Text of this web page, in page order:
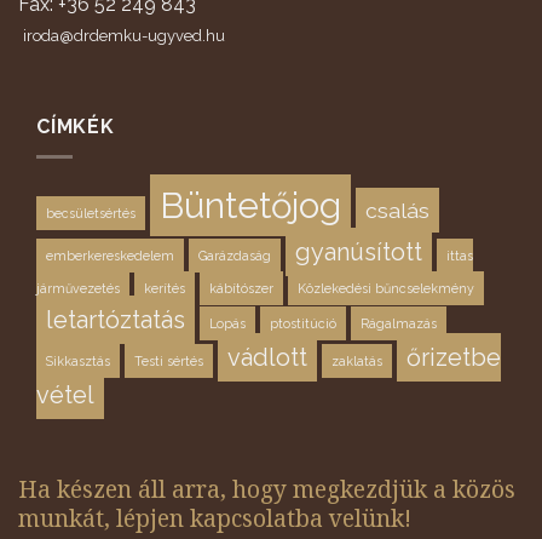
Fax: +36 52 249 843
iroda@drdemku-ugyved.hu
CÍMKÉK
becsületsértés Büntetőjog csalás
emberkereskedelem Garázdaság gyanúsított ittas
járművezetés kerítés kábítószer Közlekedési bűncselekmény
letartóztatás Lopás ptostitúció Rágalmazás
Sikkasztás Testi sértés vádlott zaklatás
őrizetbe
vétel
Ha készen áll arra, hogy megkezdjük a közös
munkát, lépjen kapcsolatba velünk!